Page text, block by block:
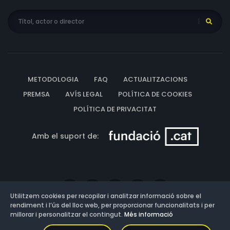
METODOLOGIA FAQ
ACTUALITZACIONS
PREMSA
AVÍS LEGAL
POLÍTICA DE COOKIES
POLÍTICA DE PRIVACITAT
Amb el suport de:
Utilitzem cookies per recopilar i analitzar informació sobre el
rendiment i l’ús del lloc web, per proporcionar funcionalitats i per
millorar i personalitzar el contingut. Més informació